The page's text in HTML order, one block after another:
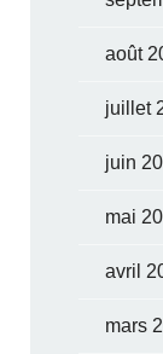
août
juillet
juin
mai
avril
mars